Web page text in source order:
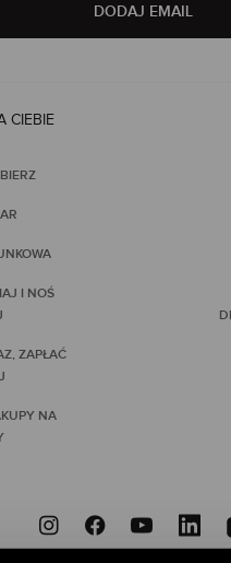
DODAJ EMAIL
CIEBIE
I NOŚ
ZAPŁAĆ
NA